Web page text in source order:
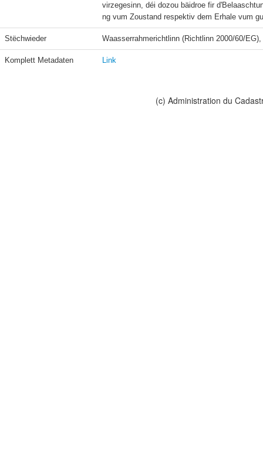
virzegesinn, déi dozou bäidroe fir
ng vum Zoustand respektiv dem Erhale vum
Stëchwieder Waasserrahmerichtlinn (Richtlinn 2000/60/
Komplett Metadaten Link
(c) Administration du